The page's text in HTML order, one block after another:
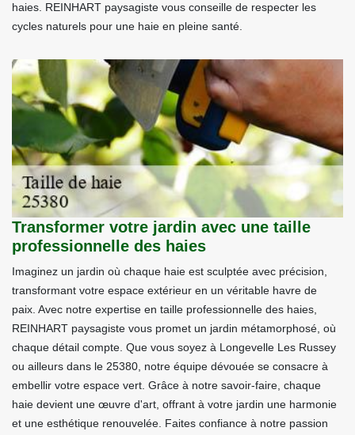
haies. REINHART paysagiste vous conseille de respecter les
cycles naturels pour une haie en pleine santé.
Transformer votre jardin avec une taille
professionnelle des haies
Imaginez un jardin où chaque haie est sculptée avec précision,
transformant votre espace extérieur en un véritable havre de
paix. Avec notre expertise en taille professionnelle des haies,
REINHART paysagiste vous promet un jardin métamorphosé, où
chaque détail compte. Que vous soyez à Longevelle Les Russey
ou ailleurs dans le 25380, notre équipe dévouée se consacre à
embellir votre espace vert. Grâce à notre savoir-faire, chaque
haie devient une œuvre d'art, offrant à votre jardin une harmonie
et une esthétique renouvelée. Faites confiance à notre passion